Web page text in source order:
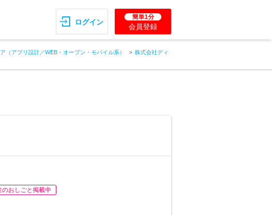
ログイン
簡単1分
会員登録
（アプリ設計／WEB・オープン・モバイル系）
株式会社ディ
のおしごと掲載中